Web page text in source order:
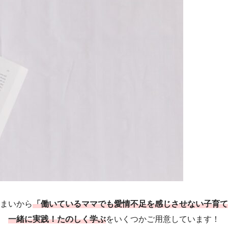
いから「働いているママでも愛情不足を感じさせない子育て
一緒に実践！たのしく学ぶをいくつかご用意しています！